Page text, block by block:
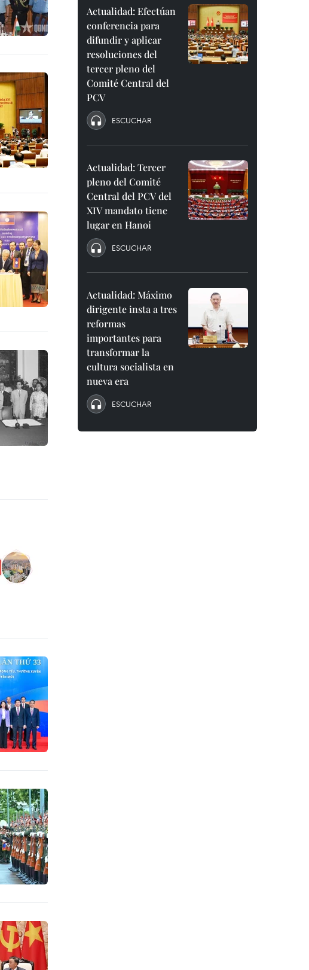
Actualidad: Efectúan
conferencia para
difundir y aplicar
resoluciones del
tercer pleno del
Comité Central del
PCV
ESCUCHAR
Actualidad: Tercer
pleno del Comité
Central del PCV del
XIV mandato tiene
lugar en Hanoi
ESCUCHAR
Actualidad: Máximo
dirigente insta a tres
reformas
importantes para
transformar la
cultura socialista en
nueva era
ESCUCHAR